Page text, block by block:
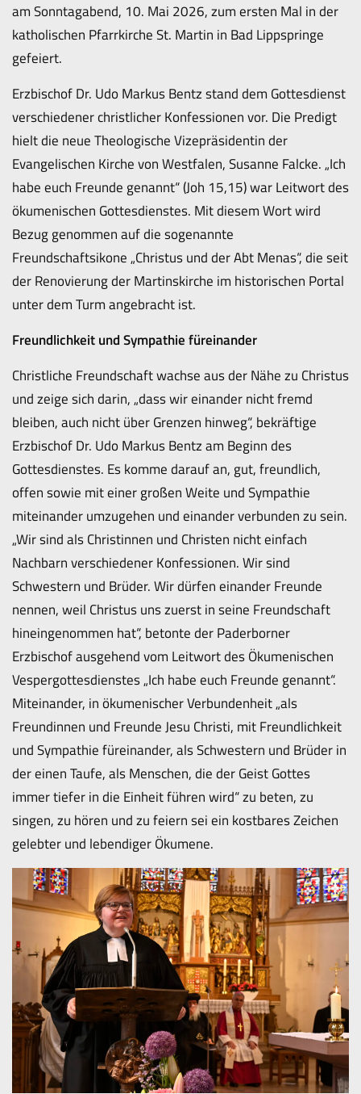
am Sonntagabend, 10. Mai 2026, zum ersten Mal in der
katholischen Pfarrkirche St. Martin in Bad Lippspringe
gefeiert.
Erzbischof Dr. Udo Markus Bentz stand dem Gottesdienst
verschiedener christlicher Konfessionen vor. Die Predigt
hielt die neue Theologische Vizepräsidentin der
Evangelischen Kirche von Westfalen, Susanne Falcke. „Ich
habe euch Freunde genannt“ (Joh 15,15) war Leitwort des
ökumenischen Gottesdienstes. Mit diesem Wort wird
Bezug genommen auf die sogenannte
Freundschaftsikone „Christus und der Abt Menas“, die seit
der Renovierung der Martinskirche im historischen Portal
unter dem Turm angebracht ist.
Freundlichkeit und Sympathie füreinander
Christliche Freundschaft wachse aus der Nähe zu Christus
und zeige sich darin, „dass wir einander nicht fremd
bleiben, auch nicht über Grenzen hinweg“, bekräftige
Erzbischof Dr. Udo Markus Bentz am Beginn des
Gottesdienstes. Es komme darauf an, gut, freundlich,
offen sowie mit einer großen Weite und Sympathie
miteinander umzugehen und einander verbunden zu sein.
„Wir sind als Christinnen und Christen nicht einfach
Nachbarn verschiedener Konfessionen. Wir sind
Schwestern und Brüder. Wir dürfen einander Freunde
nennen, weil Christus uns zuerst in seine Freundschaft
hineingenommen hat“, betonte der Paderborner
Erzbischof ausgehend vom Leitwort des Ökumenischen
Vespergottesdienstes „Ich habe euch Freunde genannt“.
Miteinander, in ökumenischer Verbundenheit „als
Freundinnen und Freunde Jesu Christi, mit Freundlichkeit
und Sympathie füreinander, als Schwestern und Brüder in
der einen Taufe, als Menschen, die der Geist Gottes
immer tiefer in die Einheit führen wird“ zu beten, zu
singen, zu hören und zu feiern sei ein kostbares Zeichen
gelebter und lebendiger Ökumene.